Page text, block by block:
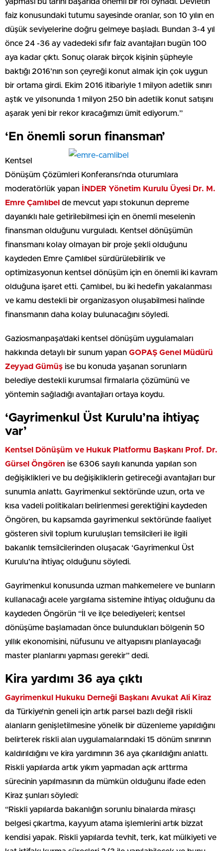
faiz konusundaki tutumu sayesinde oranlar, son 10 yılın en
düşük seviyelerine doğru gelmeye başladı. Bundan 3-4 yıl
önce 24 -36 ay vadedeki sıfır faiz avantajları bugün 100
aya kadar çıktı. Sonuç olarak birçok kişinin şüpheyle
baktığı 2016’nın son çeyreği konut almak için çok uygun
bir ortama girdi. Ekim 2016 itibariyle 1 milyon adetlik sınırı
aştık ve yılsonunda 1 milyon 250 bin adetlik konut satışını
aşarak yeni bir rekor kıracağımızı ümit ediyorum.”
‘En önemli sorun finansman’
Kentsel
Dönüşüm Çözümleri Konferansı’nda oturumlara
moderatörlük yapan İNDER Yönetim Kurulu Üyesi Dr. M.
Emre Çamlıbel de mevcut yapı stokunun depreme
dayanıklı hale getirilebilmesi için en önemli meselenin
finansman olduğunu vurguladı. Kentsel dönüşümün
finansmanı kolay olmayan bir proje şekli olduğunu
kaydeden Emre Çamlıbel sürdürülebilirlik ve
optimizasyonun kentsel dönüşüm için en önemli iki kavram
olduğuna işaret etti. Çamlıbel, bu iki hedefin yakalanması
ve kamu destekli bir organizasyon oluşabilmesi halinde
finansmanın daha kolay bulunacağını söyledi.
Gaziosmanpaşa’daki kentsel dönüşüm uygulamaları
hakkında detaylı bir sunum yapan GOPAŞ Genel Müdürü
Zeyyad Gümüş ise bu konuda yaşanan sorunların
belediye destekli kurumsal firmalarla çözümünü ve
yöntemin sağladığı avantajları ortaya koydu.
‘Gayrimenkul Üst Kurulu’na ihtiyaç
var’
Kentsel Dönüşüm ve Hukuk Platformu Başkanı Prof. Dr.
Gürsel Öngören ise 6306 sayılı kanunda yapılan son
değişiklikleri ve bu değişikliklerin getireceği avantajları bur
sunumla anlattı. Gayrimenkul sektöründe uzun, orta ve
kısa vadeli politikaları belirlenmesi gerektiğini kaydeden
Öngören, bu kapsamda gayrimenkul sektöründe faaliyet
gösteren sivil toplum kuruluşları temsilcileri ile ilgili
bakanlık temsilcilerinden oluşacak ‘Gayrimenkul Üst
Kurulu’na ihtiyaç olduğunu söyledi.
Gayrimenkul konusunda uzman mahkemelere ve bunların
kullanacağı acele yargılama sistemine ihtiyaç olduğunu da
kaydeden Öngörün “İl ve ilçe belediyeleri; kentsel
dönüşüme başlamadan önce bulundukları bölgenin 50
yıllık ekonomisini, nüfusunu ve altyapısını planlayacağı
master planlarını yapması gerekir” dedi.
Kira yardımı 36 aya çıktı
Gayrimenkul Hukuku Derneği Başkanı Avukat Ali Kiraz
da Türkiye’nin geneli için artık parsel bazlı değil riskli
alanların genişletilmesine yönelik bir düzenleme yapıldığını
belirterek riskli alan uygulamalarındaki 15 dönüm sınırının
kaldırıldığını ve kira yardımının 36 aya çıkarıldığını anlattı.
Riskli yapılarda artık yıkım yapmadan açık arttırma
sürecinin yapılmasının da mümkün olduğunu ifade eden
Kiraz şunları söyledi:
“Riskli yapılarda bakanlığın sorunlu binalarda mirasçı
belgesi çıkartma, kayyum atama işlemlerini artık bizzat
kendisi yapak. Riskli yapılarda tevhit, terk, kat mülkiyeti ve